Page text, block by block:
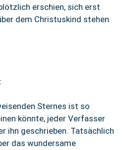
erschien, sich erst
dem Christuskind stehen
Sternes ist so
könnte, jeder Verfasser
ihn geschrieben. Tatsächlich
das wundersame